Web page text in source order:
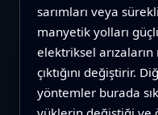
sarımları veya
manyetik yolları
elektriksel arızaların
çıktığını değiştirir.
yöntemler burada